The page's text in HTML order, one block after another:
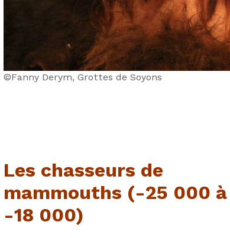
©Fanny Derym, Grottes de Soyons
Les chasseurs de
mammouths (-25 000 à
-18 000)